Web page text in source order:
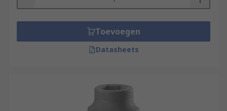
Toevoegen
Datasheets